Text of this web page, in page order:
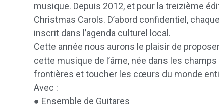
musique. Depuis 2012, et pour la treizième
Christmas Carols. D’abord confidentiel,
inscrit dans l’agenda culturel local.
Cette année nous aurons le plaisir de
cette musique de l’âme, née dans les
frontières et toucher les cœurs du monde
Avec :
● Ensemble de Guitares